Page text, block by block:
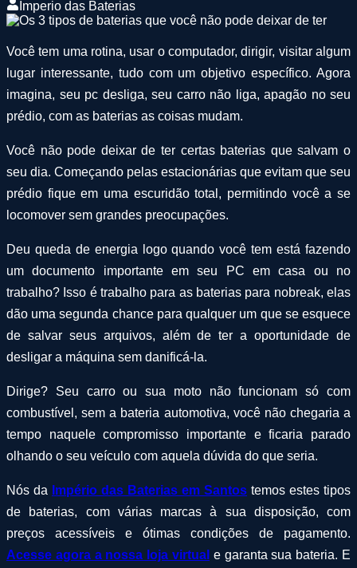
Imperio das Baterias
Você tem uma rotina, usar o computador, dirigir, visitar algum
lugar interessante, tudo com um objetivo específico. Agora
imagina, seu pc desliga, seu carro não liga, apagão no seu
prédio, com as baterias as coisas mudam.
Você não pode deixar de ter certas baterias que salvam o
seu dia. Começando pelas estacionárias que evitam que seu
prédio fique em uma escuridão total, permitindo você a se
locomover sem grandes preocupações.
Deu queda de energia logo quando você tem está fazendo
um documento importante em seu PC em casa ou no
trabalho? Isso é trabalho para as baterias para nobreak, elas
dão uma segunda chance para qualquer um que se esquece
de salvar seus arquivos, além de ter a oportunidade de
desligar a máquina sem danificá-la.
Dirige? Seu carro ou sua moto não funcionam só com
combustível, sem a bateria automotiva, você não chegaria a
tempo naquele compromisso importante e ficaria parado
olhando o seu veículo com aquela dúvida do que seria.
Nós da Império das Baterias em Santos temos estes tipos
de baterias, com várias marcas à sua disposição, com
preços acessíveis e ótimas condições de pagamento.
Acesse agora a nossa loja virtual e garanta sua bateria. E